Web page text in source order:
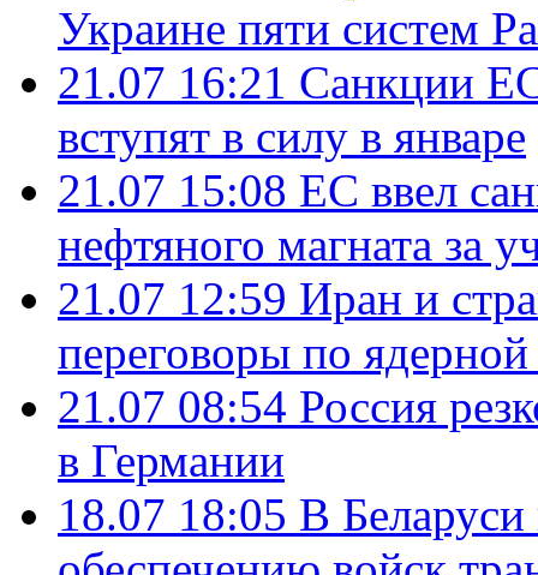
Украине пяти систем
21.07 16:21 Санкции
вступят в силу в январе
21.07 15:08 ЕС ввел
нефтяного магната за
21.07 12:59 Иран и
переговоры по
21.07 08:54 Россия
в Германии
18.07 18:05 В